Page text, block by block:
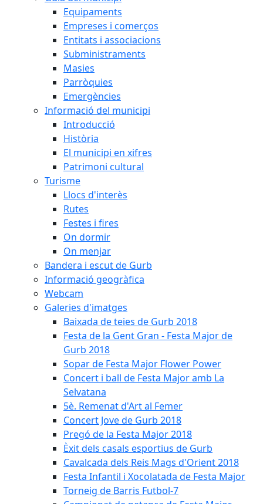
Equipaments
Empreses i comerços
Entitats i associacions
Subministraments
Masies
Parròquies
Emergències
Informació del municipi
Introducció
Història
El municipi en xifres
Patrimoni cultural
Turisme
Llocs d'interès
Rutes
Festes i fires
On dormir
On menjar
Bandera i escut de Gurb
Informació geogràfica
Webcam
Galeries d'imatges
Baixada de teies de Gurb 2018
Festa de la Gent Gran - Festa Major de
Gurb 2018
Sopar de Festa Major Flower Power
Concert i ball de Festa Major amb La
Selvatana
5è. Remenat d'Art al Femer
Concert Jove de Gurb 2018
Pregó de la Festa Major 2018
Èxit dels casals esportius de Gurb
Cavalcada dels Reis Mags d'Orient 2018
Festa Infantil i Xocolatada de Festa Major
Torneig de Barris Futbol-7